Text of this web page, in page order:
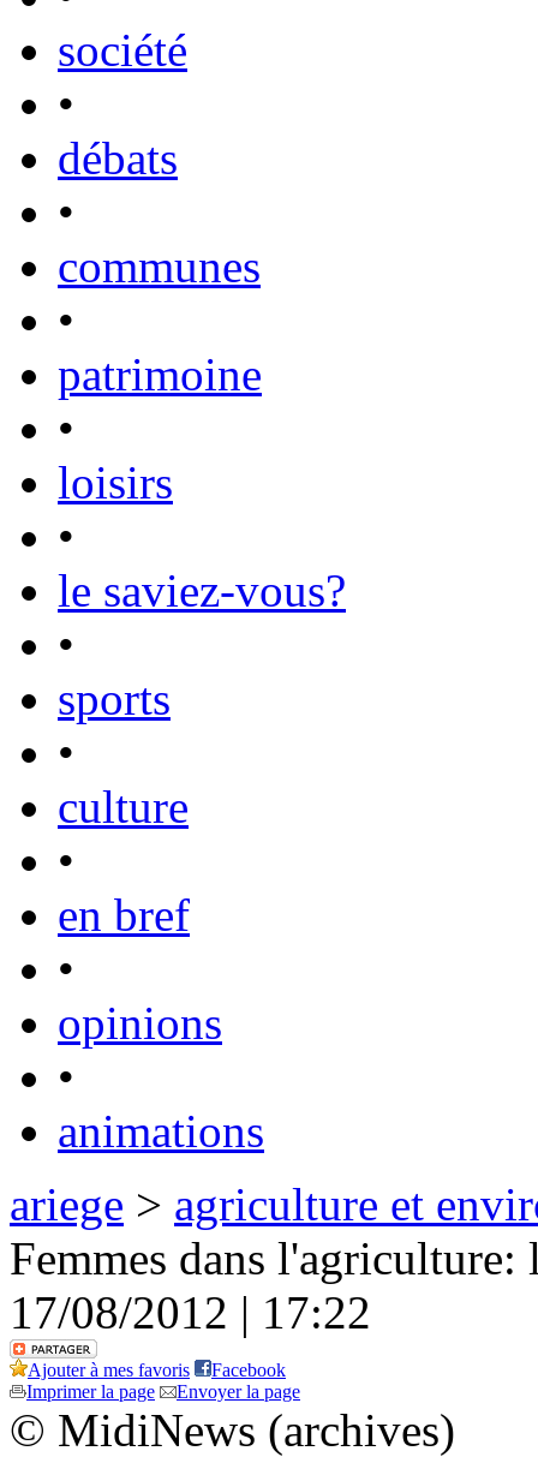
société
•
débats
•
communes
•
patrimoine
•
loisirs
•
le saviez-vous?
•
sports
•
culture
•
en bref
•
opinions
•
animations
ariege > agriculture et
Femmes dans
17/08/2012 | 17:22
Ajouter à mes favoris
Facebook
Imprimer la page
Envoyer la page
© MidiNews (archives)